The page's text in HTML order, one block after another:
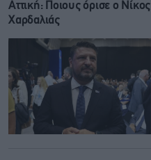
Αττική: Ποιους όρισε ο Νίκος
Χαρδαλιάς